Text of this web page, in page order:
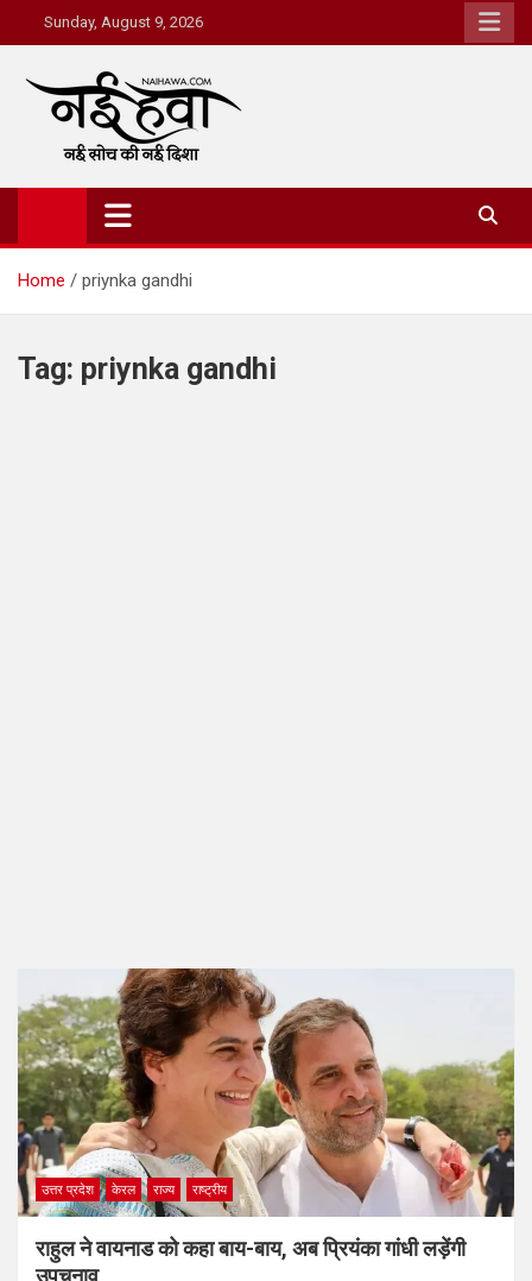
Sunday, August 9, 2026
Nai Hawa
Home priynka gandhi
Tag: priynka gandhi
उत्तर प्रदेश केरल राज्य राष्ट्रीय
राहुल ने वायनाड को कहा बाय-बाय, अब प्रियंका गांधी लड़ेंगी
उपचुनाव